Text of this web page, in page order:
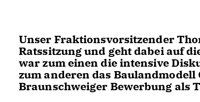
Unser Fraktionsvorsitzender
Ratssitzung und geht dabei auf
war zum einen die intensive
zum anderen das
Braunschweiger Bewerbung als